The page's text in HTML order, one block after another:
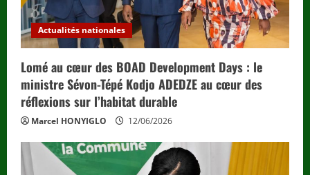
Actualités nationales
Lomé au cœur des BOAD Development Days : le
ministre Sévon-Tépé Kodjo ADEDZE au cœur des
réflexions sur l’habitat durable
Marcel HONYIGLO 12/06/2026